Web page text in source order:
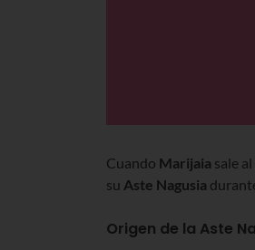
Cuando Marijaia sale
su Aste Nagusia
Origen de la Aste